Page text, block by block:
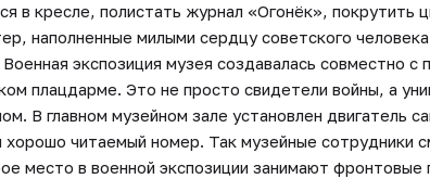
в кресле, полистать журнал «Огонёк», покрутить
наполненные милыми сердцу советского человека
экспозиция музея создавалась совместно с
плацдарме. Это не просто свидетели войны, а
В главном музейном зале установлен двигатель
читаемый номер. Так музейные сотрудники
место в военной экспозиции занимают фронтовые